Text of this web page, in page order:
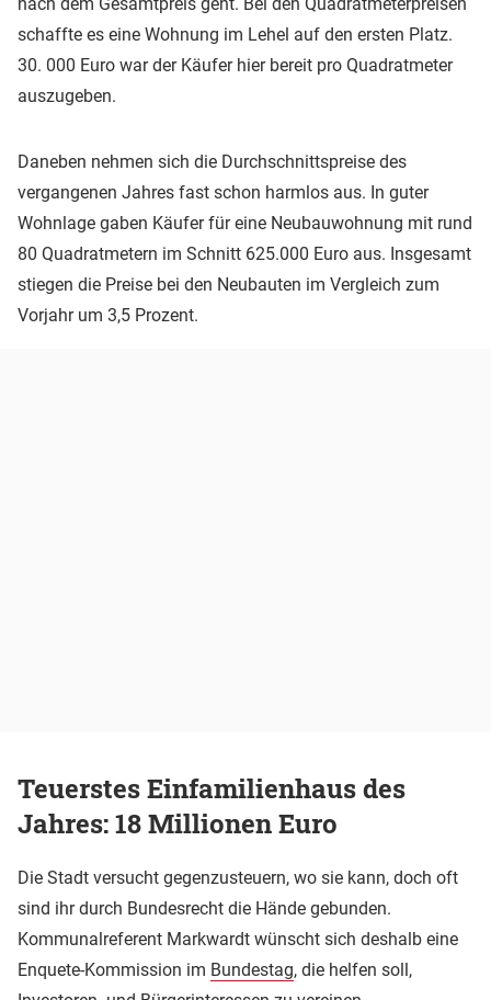
schaffte es eine Wohnung im Lehel auf den ersten Platz.
30. 000 Euro war der Käufer hier bereit pro Quadratmeter
auszugeben.
Daneben nehmen sich die Durchschnittspreise des
vergangenen Jahres fast schon harmlos aus. In guter
Wohnlage gaben Käufer für eine Neubauwohnung mit rund
80 Quadratmetern im Schnitt 625.000 Euro aus. Insgesamt
stiegen die Preise bei den Neubauten im Vergleich zum
Vorjahr um 3,5 Prozent.
Teuerstes Einfamilienhaus des
Jahres: 18 Millionen Euro
Die Stadt versucht gegenzusteuern, wo sie kann, doch oft
sind ihr durch Bundesrecht die Hände gebunden.
Kommunalreferent Markwardt wünscht sich deshalb eine
Enquete-Kommission im Bundestag, die helfen soll,